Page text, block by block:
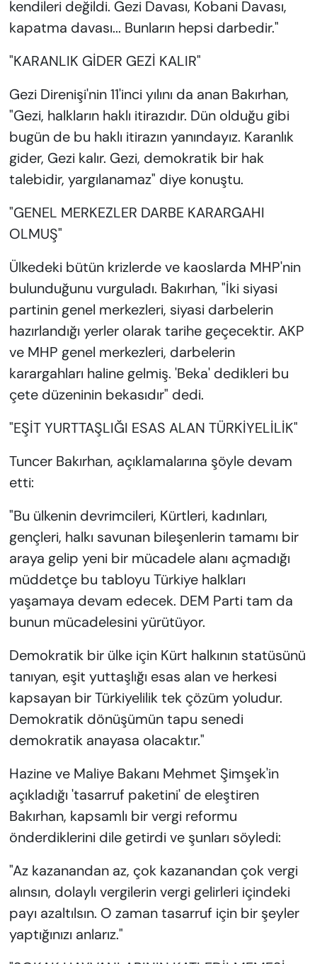
kendileri değildi. Gezi Davası, Kobani Davası,
kapatma davası... Bunların hepsi darbedir."
"KARANLIK GİDER GEZİ KALIR"
Gezi Direnişi'nin 11'inci yılını da anan Bakırhan,
"Gezi, halkların haklı itirazıdır. Dün olduğu gibi
bugün de bu haklı itirazın yanındayız. Karanlık
gider, Gezi kalır. Gezi, demokratik bir hak
talebidir, yargılanamaz" diye konuştu.
"GENEL MERKEZLER DARBE KARARGAHI
OLMUŞ"
Ülkedeki bütün krizlerde ve kaoslarda MHP'nin
bulunduğunu vurguladı. Bakırhan, "İki siyasi
partinin genel merkezleri, siyasi darbelerin
hazırlandığı yerler olarak tarihe geçecektir. AKP
ve MHP genel merkezleri, darbelerin
karargahları haline gelmiş. 'Beka' dedikleri bu
çete düzeninin bekasıdır" dedi.
"EŞİT YURTTAŞLIĞI ESAS ALAN TÜRKİYELİLİK"
Tuncer Bakırhan, açıklamalarına şöyle devam
etti:
"Bu ülkenin devrimcileri, Kürtleri, kadınları,
gençleri, halkı savunan bileşenlerin tamamı bir
araya gelip yeni bir mücadele alanı açmadığı
müddetçe bu tabloyu Türkiye halkları
yaşamaya devam edecek. DEM Parti tam da
bunun mücadelesini yürütüyor.
Demokratik bir ülke için Kürt halkının statüsünü
tanıyan, eşit yuttaşlığı esas alan ve herkesi
kapsayan bir Türkiyelilik tek çözüm yoludur.
Demokratik dönüşümün tapu senedi
demokratik anayasa olacaktır."
Hazine ve Maliye Bakanı Mehmet Şimşek'in
açıkladığı 'tasarruf paketini' de eleştiren
Bakırhan, kapsamlı bir vergi reformu
önderdiklerini dile getirdi ve şunları söyledi:
"Az kazanandan az, çok kazanandan çok vergi
alınsın, dolaylı vergilerin vergi gelirleri içindeki
payı azaltılsın. O zaman tasarruf için bir şeyler
yaptığınızı anlarız."